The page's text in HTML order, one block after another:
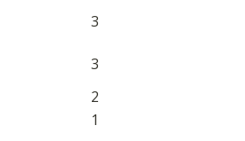
3
3
2
1